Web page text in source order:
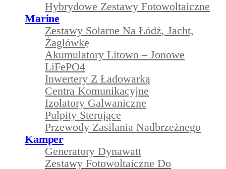
Hybrydowe Zestawy Fotowoltaiczne
Marine
Zestawy Solarne Na Łódź, Jacht,
Żaglówkę
Akumulatory Litowo – Jonowe
LiFePO4
Inwertery Z Ładowarką
Centra Komunikacyjne
Izolatory Galwaniczne
Pulpity Sterujące
Przewody Zasilania Nadbrzeżnego
Kamper
Generatory Dynawatt
Zestawy Fotowoltaiczne Do